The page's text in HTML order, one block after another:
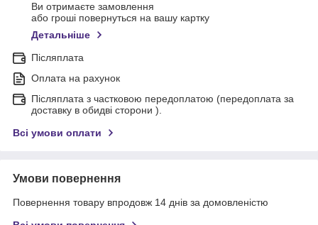
Ви отримаєте замовлення
або гроші повернуться на вашу картку
Детальніше
Післяплата
Оплата на рахунок
Післяплата з частковою передоплатою (передоплата за
доставку в обидві сторони ).
Всі умови оплати
Умови повернення
Повернення товару впродовж 14 днів за домовленістю